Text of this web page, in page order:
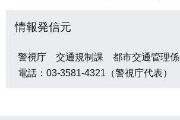
情報発信元
警視庁 交通規制課 都市交通管理係
電話：03-3581-4321（警視庁代表）